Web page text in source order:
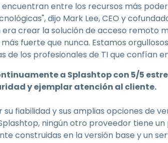
entre los recursos más
dijo Mark Lee, CEO y
crear la solución de acceso remoto
fuerte que nunca. Estamos
de los profesionales de TI que confían
a Splashtop con 5/5
y ejemplar atención al cliente.
fiabilidad y sus amplias opciones de
ningún otro proveedor tiene
construidas en la versión base y un